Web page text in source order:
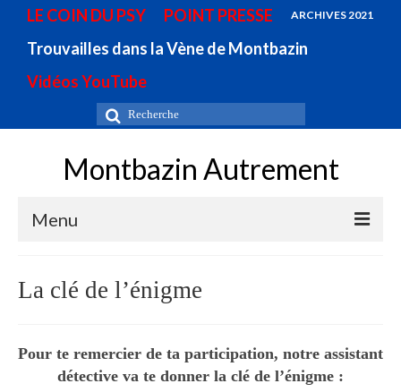
LE COIN DU PSY POINT PRESSE ARCHIVES 2021
Trouvailles dans la Vène de Montbazin
Vidéos YouTube
Rechercher
Montbazin Autrement
Menu
FIGURES et CARTOGRAPHIES
VASE
La clé de l’énigme
Pour te remercier de ta participation, notre assistant
détective va te donner la clé de l’énigme :